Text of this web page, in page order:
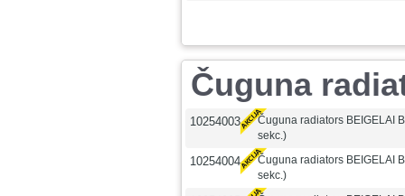
Čuguna
10254003
Čuguna radiators BEIGELAI
sekc.)
10254004
Čuguna radiators BEIGELAI
sekc.)